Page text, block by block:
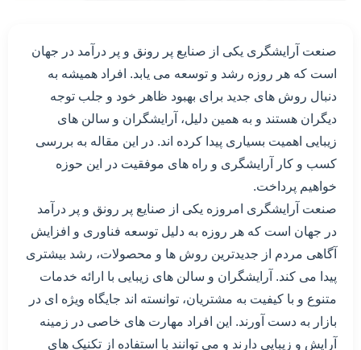
صنعت آرایشگری یکی از صنایع پر رونق و پر درآمد در جهان
است که هر روزه رشد و توسعه می یابد. افراد همیشه به
دنبال روش های جدید برای بهبود ظاهر خود و جلب توجه
دیگران هستند و به همین دلیل، آرایشگران و سالن های
زیبایی اهمیت بسیاری پیدا کرده اند. در این مقاله به بررسی
کسب و کار آرایشگری و راه های موفقیت در این حوزه
خواهیم پرداخت.
صنعت آرایشگری امروزه یکی از صنایع پر رونق و پر درآمد
در جهان است که هر روزه به دلیل توسعه فناوری و افزایش
آگاهی مردم از جدیدترین روش ها و محصولات، رشد بیشتری
پیدا می کند. آرایشگران و سالن های زیبایی با ارائه خدمات
متنوع و با کیفیت به مشتریان، توانسته اند جایگاه ویژه ای در
بازار به دست آورند. این افراد مهارت های خاصی در زمینه
آرایش و زیبایی دارند و می توانند با استفاده از تکنیک های